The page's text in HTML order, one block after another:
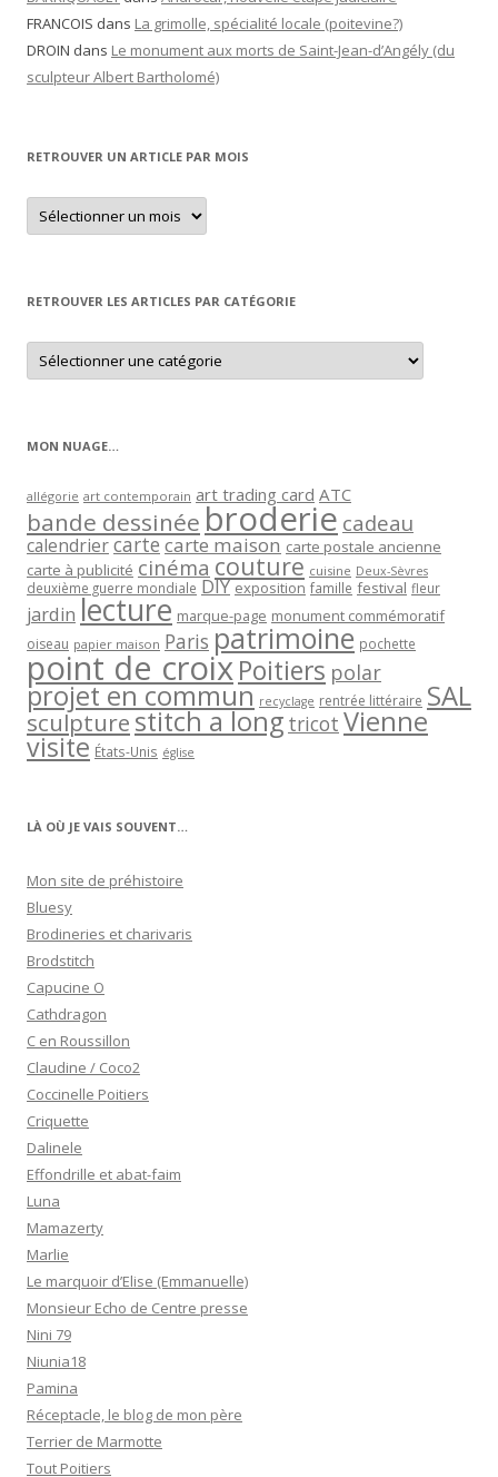
FRANCOIS dans La grimolle, spécialité locale (poitevine?)
DROIN dans Le monument aux morts de Saint-Jean-d’Angély (du
sculpteur Albert Bartholomé)
RETROUVER UN ARTICLE PAR MOIS
Retrouver
un
article
RETROUVER LES ARTICLES PAR CATÉGORIE
Retrouver
les
articles
MON NUAGE…
allégorie art contemporain art trading card ATC
bande dessinée broderie cadeau
calendriercartecarte maison carte postale ancienne
carte à publicité cinéma couture cuisine Deux-Sèvres
deuxième guerre mondiale DIY exposition famille festival fleur
jardin lecture marque-page monument commémoratif
oiseau papier maison Paris patrimoine pochette
point de croixPoitiers polar
projet en commun recyclage rentrée littéraire SAL
sculpturestitch a long tricot Vienne
visite États-Unis église
LÀ OÙ JE VAIS SOUVENT…
Mon site de préhistoire
Bluesy
Brodineries et charivaris
Brodstitch
Capucine O
Cathdragon
C en Roussillon
Claudine / Coco2
Coccinelle Poitiers
Criquette
Dalinele
Effondrille et abat-faim
Luna
Mamazerty
Marlie
Le marquoir d’Elise (Emmanuelle)
Monsieur Echo de Centre presse
Nini 79
Niunia18
Pamina
Réceptacle, le blog de mon père
Terrier de Marmotte
Tout Poitiers